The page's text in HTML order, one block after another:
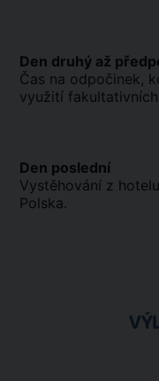
Den druhý až
Čas na odpočinek,
využití
Den poslední
Vystěhování z
Polska.